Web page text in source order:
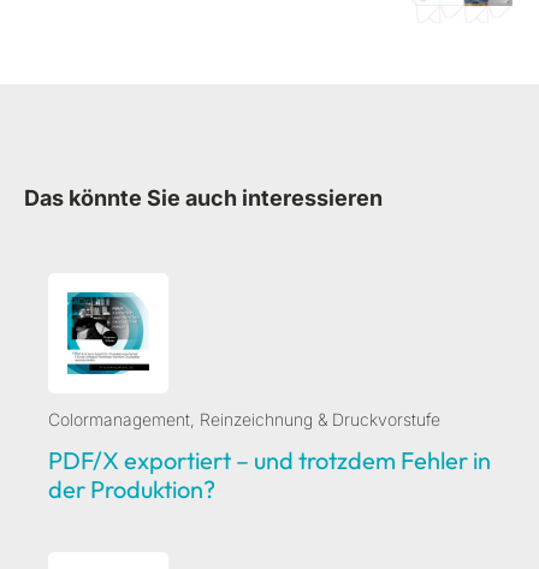
Das könnte Sie auch interessieren
Colormanagement Reinzeichnung & Druckvorstufe
PDF/X exportiert – und trotzdem Fehler in
der Produktion?